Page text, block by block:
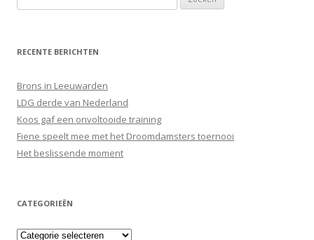
naar:
RECENTE BERICHTEN
Brons in Leeuwarden
LDG derde van Nederland
Koos gaf een onvoltooide training
Fiene speelt mee met het Droomdamsters toernooi
Het beslissende moment
CATEGORIEËN
Categorieën